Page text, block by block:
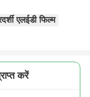
एलईडी फिल्म
करें